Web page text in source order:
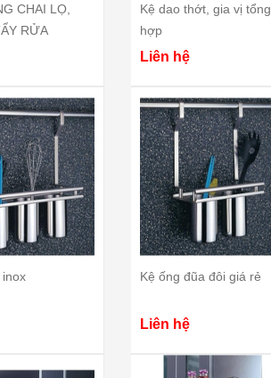
CHAI LỌ,
RỬA
Kệ dao thớt, gia vị tổng
hợp
Liên hệ
Kệ ống đũa đôi giá rẻ
Liên hệ